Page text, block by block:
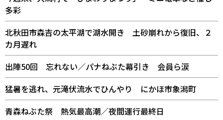
多彩
北秋田市森吉の太平湖で湖水開き 土砂崩れから復旧、２
カ月遅れ
出陣50回 忘れない／パナねぶた幕引き 会員ら涙
猛暑を逃れ、元滝伏流水でひんやり にかほ市象潟町
青森ねぶた祭 熱気最高潮／夜間運行最終日